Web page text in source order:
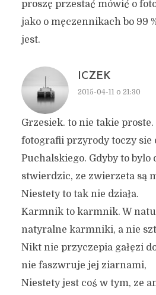
proszę przestać mówić o
jako o męczennikach bo 99
jest.
ICZEK
2015-04-11 o 21:30
Grzesiek. to nie takie
fotografii przyrody toczy sie
Puchalskiego. Gdyby to bylo
stwierdzic, ze zwierzeta są
Niestety to tak nie działa.
Karmnik to karmnik. W
natyralne karmniki, a nie
Nikt nie przyczepia gałęzi
nie faszwruje jej ziarnami,
Niestety jest coś w tym, ze